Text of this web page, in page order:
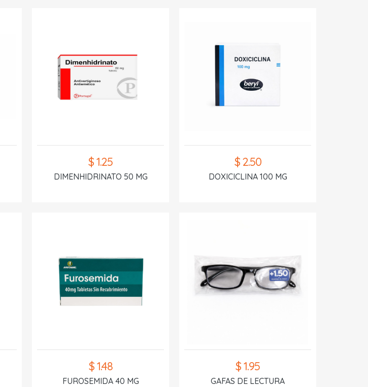
$ 1.25
DIMENHIDRINATO 50 MG
$ 2.50
DOXICICLINA 100 MG
$ 1.48
FUROSEMIDA 40 MG
$ 1.95
GAFAS DE LECTURA